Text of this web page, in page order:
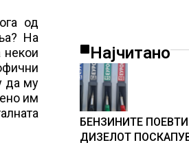
од
На
некои
да му
им
Најчитано
БЕНЗИНИТЕ
ДИЗЕЛОТ